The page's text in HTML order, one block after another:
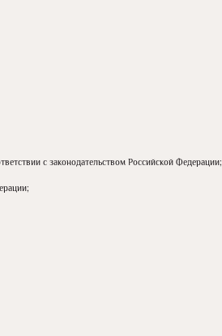
с законодательством Российской Федерации;